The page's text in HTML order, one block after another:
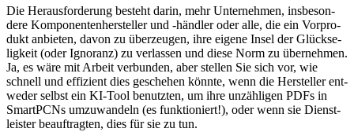
Die Herausforderung besteht darin, mehr Unter­neh­men, ins­be­son­
dere Kom­po­nen­ten­her­steller und -händler oder alle, die ein Vor­pro­
dukt anbieten, davon zu über­zeu­gen, ihre eigene Insel der Glück­se­
lig­keit (oder Igno­ranz) zu verlas­sen und diese Norm zu über­nehmen.
Ja, es wäre mit Arbeit verbunden, aber stellen Sie sich vor, wie
schnell und effizient dies geschehen könnte, wenn die Hersteller ent­
we­der selbst ein KI-Tool benutzten, um ihre un­zäh­ligen PDFs in
SmartPCNs um­zu­wandeln (es funk­tio­niert!), oder wenn sie Dienst­
leister beauf­tragten, dies für sie zu tun.